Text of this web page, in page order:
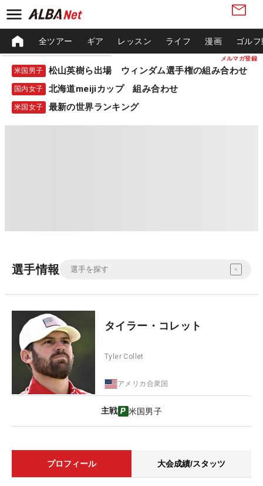
メルマガ登録
全ツアー ギア レッスン ライフ 漫画 ゴル
米国男子 松山英樹ら出場 ウィンダム選手権の組み合わせ
国内女子 北海道meijiカップ 組み合わせ
米国女子 最新の世界ランキング
選手情報
タイラー・コレット
Tyler Collet
アメリカ合衆国
主戦 米国男子
プロフィール 大会成績/スタッツ